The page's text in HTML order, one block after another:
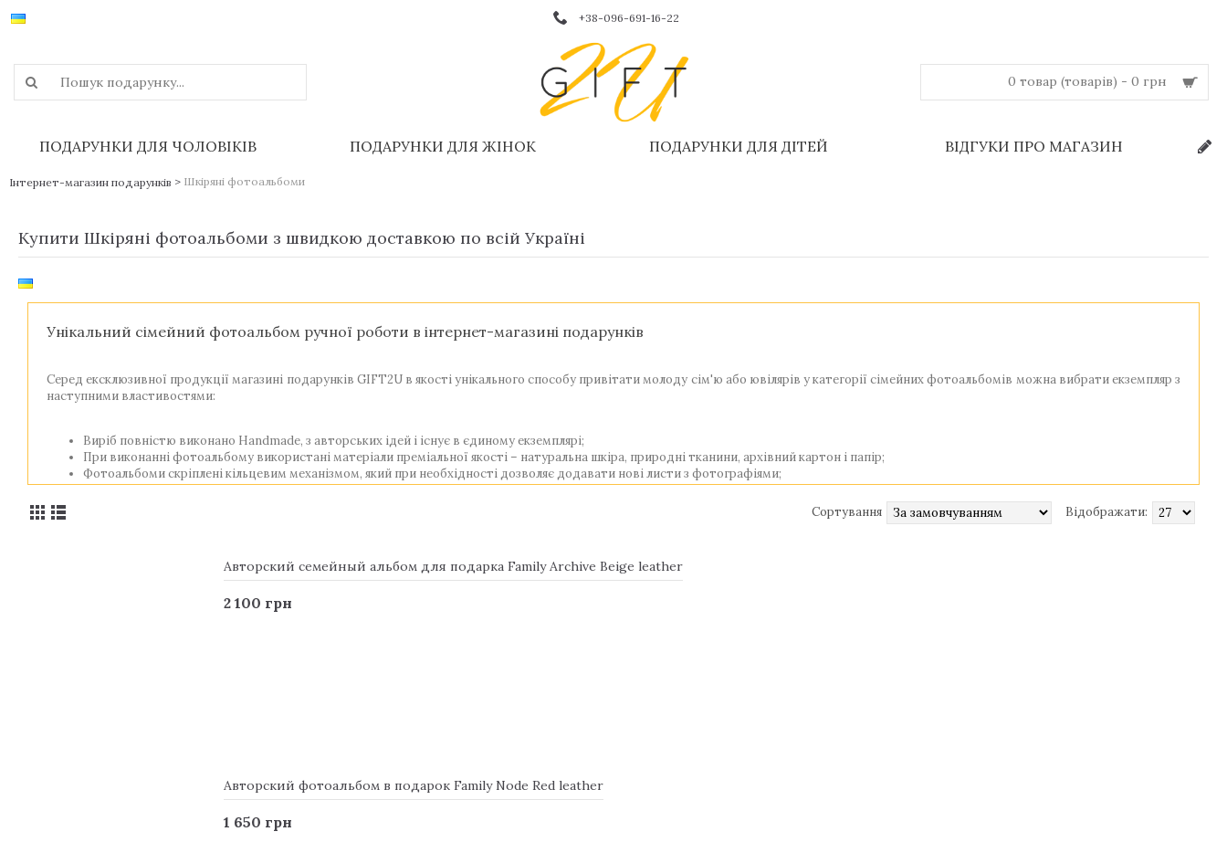
+38-096-691-16-22
0 товар (товарів) - 0 грн
ПОДАРУНКИ ДЛЯ ЧОЛОВІКІВ ПОДАРУНКИ ДЛЯ ЖІНОК ПОДАРУНКИ ДЛЯ ДІТЕЙ ВІДГУКИ ПРО МАГАЗИН
Інтернет-магазин подарунків > Шкіряні фотоальбоми
Купити Шкіряні фотоальбоми з швидкою доставкою по всій Україні
Унікальний сімейний фотоальбом ручної роботи в інтернет-магазині подарунків
Серед ексклюзивної продукції магазині подарунків GIFT2U в якості унікального способу привітати молоду сім'ю або ювілярів у категорії сімейних фотоальбомів можна вибрати екземпляр з
наступними властивостями:
Виріб повністю виконано Handmade, з авторських ідей і існує в єдиному екземплярі;
При виконанні фотоальбому використані матеріали преміальної якості – натуральна шкіра, природні тканини, архівний картон і папір;
Фотоальбоми скріплені кільцевим механізмом, який при необхідності дозволяє додавати нові листи з фотографіями;
В якості декору використана італійська латунна фурнітура;
При купівлі слід враховувати, що майстер виконує виріб вручну, тому слід оформляти замовлення передчасно за кілька днів. Фотоальбоми вироблені в Україні і створені талановитими
вказівку на знання модних тенденцій. Ми запрошуємо бажаючих зробити розкішний сімейний подарунок до вінчання, річниці весілля або ювілею познайомитися з унікальними
фотоальбомами в шкіряній палітурці, зібрані майстром вручну.
Альбоми виготовлені із спеціального дизайнерського картону, який здатний тривалий час зберігати сімейні фотографії. При виконанні альбомів використані натуральні матеріали –
преміальна шкіра, бавовна або льон і високоякісна латунна фурнітура.
Відображати:
Сортування
Авторский семейный альбом для подарка Family Archive Beige leather
2 100 грн
Авторский фотоальбом в подарок Family Node Red leather
1 650 грн